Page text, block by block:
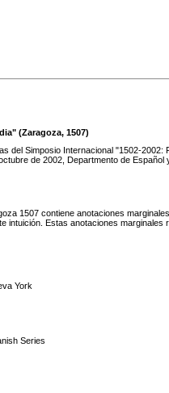
(Zaragoza, 1507)
del Simposio Internacional "1502-
de 2002, Departmento de
1507 contiene anotaciones
intuición. Estas anotaciones
York
Series